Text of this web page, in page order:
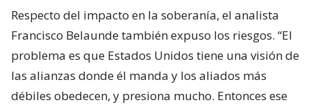
Respecto del impacto en la soberanía, el analista
Francisco Belaunde también expuso los riesgos. “El
problema es que Estados Unidos tiene una visión de
las alianzas donde él manda y los aliados más
débiles obedecen, y presiona mucho. Entonces ese